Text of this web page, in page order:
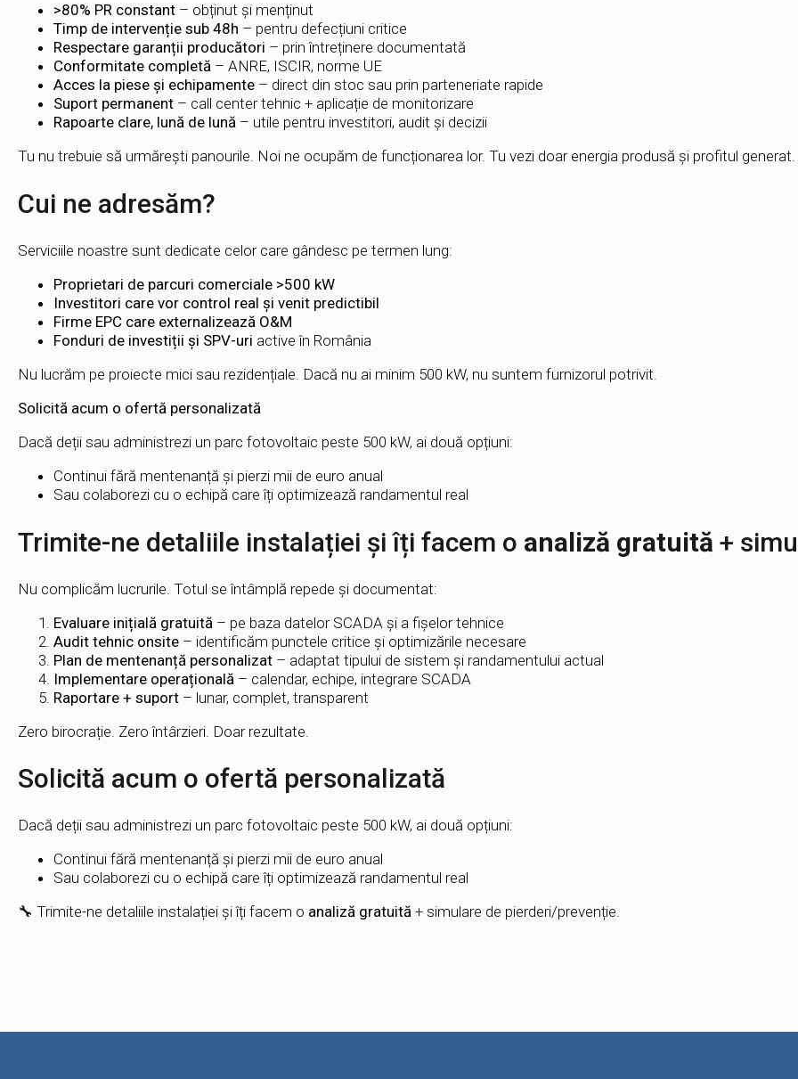
>80% PR constant – obținut și menținut
Timp de intervenție sub 48h – pentru defecțiuni critice
Respectare garanții producători – prin întreținere documentată
Conformitate completă – ANRE, ISCIR, norme UE
Acces la piese și echipamente – direct din stoc sau prin parteneriate rapide
Suport permanent – call center tehnic + aplicație de monitorizare
Rapoarte clare, lună de lună – utile pentru investitori, audit și decizii
Tu nu trebuie să urmărești panourile. Noi ne ocupăm de funcționarea lor. Tu vezi doar energia produsă și profitul generat.
Cui ne adresăm?
Serviciile noastre sunt dedicate celor care gândesc pe termen lung:
Proprietari de parcuri comerciale >500 kW
Investitori care vor control real și venit predictibil
Firme EPC care externalizează O&M
Fonduri de investiții și SPV-uri active în România
Nu lucrăm pe proiecte mici sau rezidențiale. Dacă nu ai minim 500 kW, nu suntem furnizorul potrivit.
Solicită acum o ofertă personalizată
Dacă deții sau administrezi un parc fotovoltaic peste 500 kW, ai două opțiuni:
Continui fără mentenanță și pierzi mii de euro anual
Sau colaborezi cu o echipă care îți optimizează randamentul real
Trimite-ne detaliile instalației și îți facem o analiză gratuită +
Nu complicăm lucrurile. Totul se întâmplă repede și documentat:
Evaluare inițială gratuită – pe baza datelor SCADA și a fișelor tehnice
Audit tehnic onsite – identificăm punctele critice și optimizările necesare
Plan de mentenanță personalizat – adaptat tipului de sistem și randamentului actual
Implementare operațională – calendar, echipe, integrare SCADA
Raportare + suport – lunar, complet, transparent
Zero birocrație. Zero întârzieri. Doar rezultate.
Solicită acum o ofertă personalizată
Dacă deții sau administrezi un parc fotovoltaic peste 500 kW, ai două opțiuni:
Continui fără mentenanță și pierzi mii de euro anual
Sau colaborezi cu o echipă care îți optimizează randamentul real
🔧 Trimite-ne detaliile instalației și îți facem o analiză gratuită + simulare de pierderi/prevenție.